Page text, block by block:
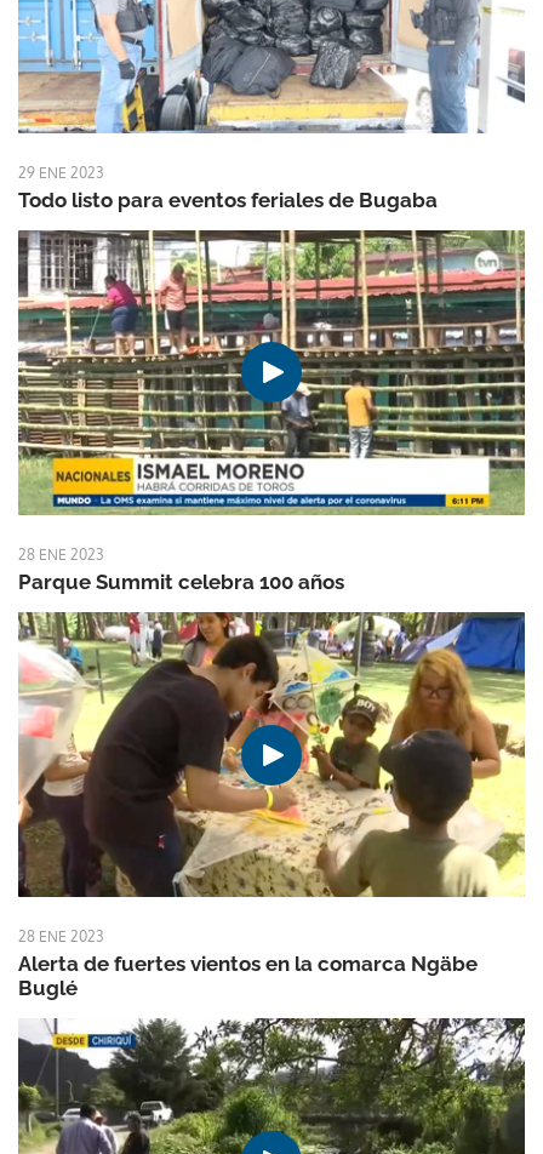
29 ENE 2023
Todo listo para eventos feriales de Bugaba
28 ENE 2023
Parque Summit celebra 100 años
28 ENE 2023
Alerta de fuertes vientos en la comarca Ngäbe
Buglé